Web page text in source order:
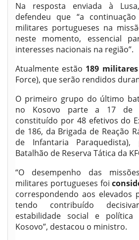
Na resposta enviada à
defendeu que “a
militares portugueses na
neste momento, essencial
interesses nacionais na região”.
Atualmente estão 189 militares
Force), que serão rendidos
O primeiro grupo do último
no Kosovo parte a 17 de
constituído por 48 efetivos do
de 186, da Brigada de Reação
de Infantaria
Batalhão de Reserva Tática da
“O desempenho das
militares portugueses foi
correspondendo aos elevados
tendo contribuído
estabilidade social e
Kosovo”, destacou o ministro.